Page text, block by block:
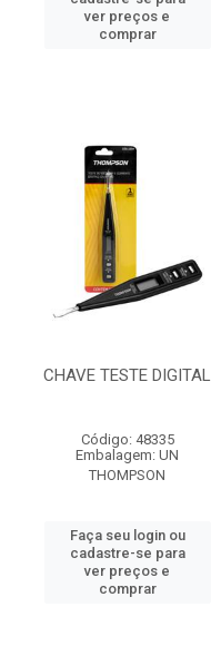
ver preços e
comprar
CHAVE TESTE DIGITAL
Código: 48335
Embalagem: UN
THOMPSON
Faça seu login ou
cadastre-se para
ver preços e
comprar